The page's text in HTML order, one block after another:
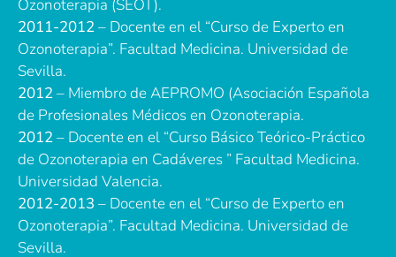
Ozonoterapia (SEOT).
2011-2012– Docente en el “Curso de Experto en
Ozonoterapia”. Facultad Medicina. Universidad de
Sevilla.
2012– Miembro de AEPROMO (Asociación Española
de Profesionales Médicos en Ozonoterapia.
2012– Docente en el “Curso Básico Teórico-Práctico
de Ozonoterapia en Cadáveres ” Facultad Medicina.
Universidad Valencia.
2012-2013 – Docente en el “Curso de Experto en
Ozonoterapia”. Facultad Medicina. Universidad de
Sevilla.